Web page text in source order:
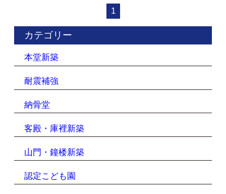
1
カテゴリー
本堂新築
耐震補強
納骨堂
客殿・庫裡新築
山門・鐘楼新築
認定こども園